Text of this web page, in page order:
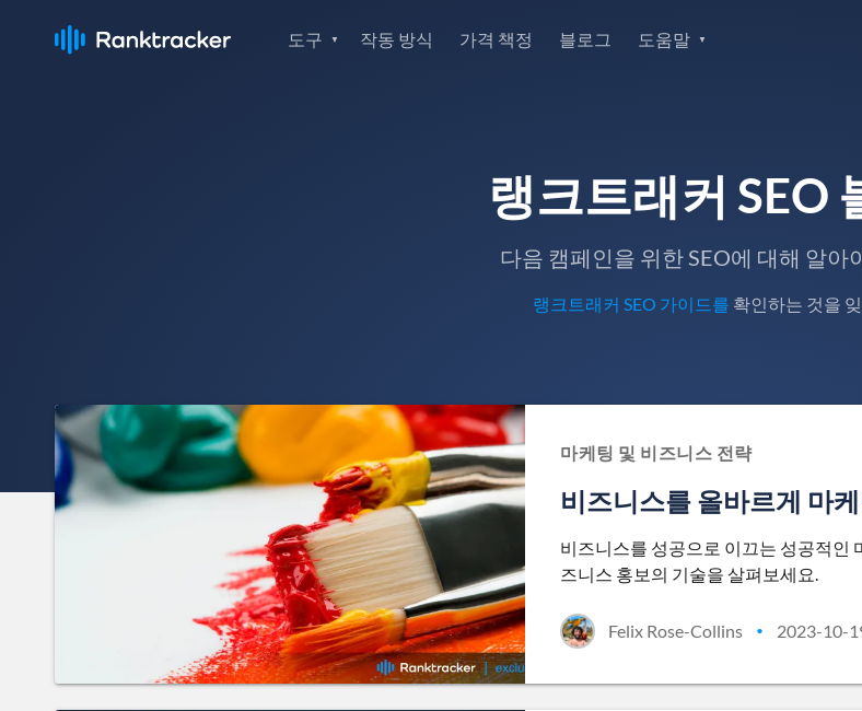
도구 작동 방식 가격 책정 블로그 도움말
랭크트래커 SEO
다음 캠페인을 위한 SEO에 대해 알아
랭크트래커 SEO 가이드를 확인하는 것을
마케팅 및 비즈니스 전략
비즈니스를 올바르게 마
비즈니스를 성공으로 이끄는 성공적인
즈니스 홍보의 기술을 살펴보세요.
Felix Rose-Collins • 2023-10-